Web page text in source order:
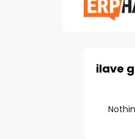
ilave